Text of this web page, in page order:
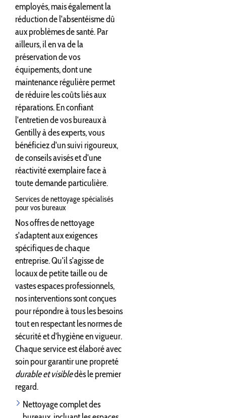
employés, mais également la
réduction de l'absentéisme dû
aux problèmes de santé. Par
ailleurs, il en va de la
préservation de vos
équipements, dont une
maintenance régulière permet
de réduire les coûts liés aux
réparations. En confiant
l'entretien de vos bureaux à
Gentilly à des experts, vous
bénéficiez d'un suivi rigoureux,
de conseils avisés et d'une
réactivité exemplaire face à
toute demande particulière.
Services de nettoyage spécialisés
pour vos bureaux
Nos offres de nettoyage
s'adaptent aux exigences
spécifiques de chaque
entreprise. Qu'il s'agisse de
locaux de petite taille ou de
vastes espaces professionnels,
nos interventions sont conçues
pour répondre à tous les besoins
tout en respectant les normes de
sécurité et d'hygiène en vigueur.
Chaque service est élaboré avec
soin pour garantir une propreté
durable et visibledès le premier
regard.
Nettoyage complet des